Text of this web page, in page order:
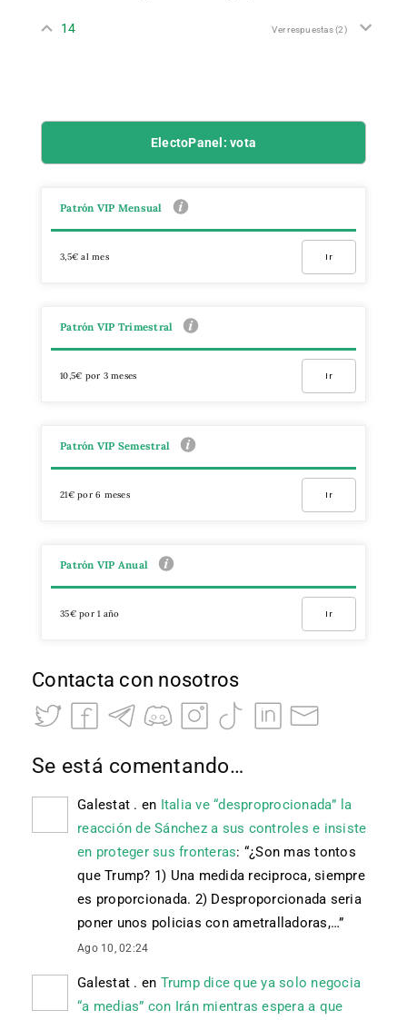
14 Ver respuestas(2)
ElectoPanel: vota
Patrón VIP Mensual
3,5€ al mes Ir
Patrón VIP Trimestral
10,5€ por 3 meses Ir
Patrón VIP Semestral
21€ por 6 meses Ir
Patrón VIP Anual
35€ por 1 año Ir
Contacta con nosotros
Se está comentando…
Galestat . en Italia ve “desproprocionada” la
reacción de Sánchez a sus controles e insiste
en proteger sus fronteras: “¿Son mas tontos
que Trump? 1) Una medida reciproca, siempre
es proporcionada. 2) Desproporcionada seria
poner unos policias con ametralladoras,…”
Ago 10, 02:24
Galestat . en Trump dice que ya solo negocia
“a medias” con Irán mientras espera a que